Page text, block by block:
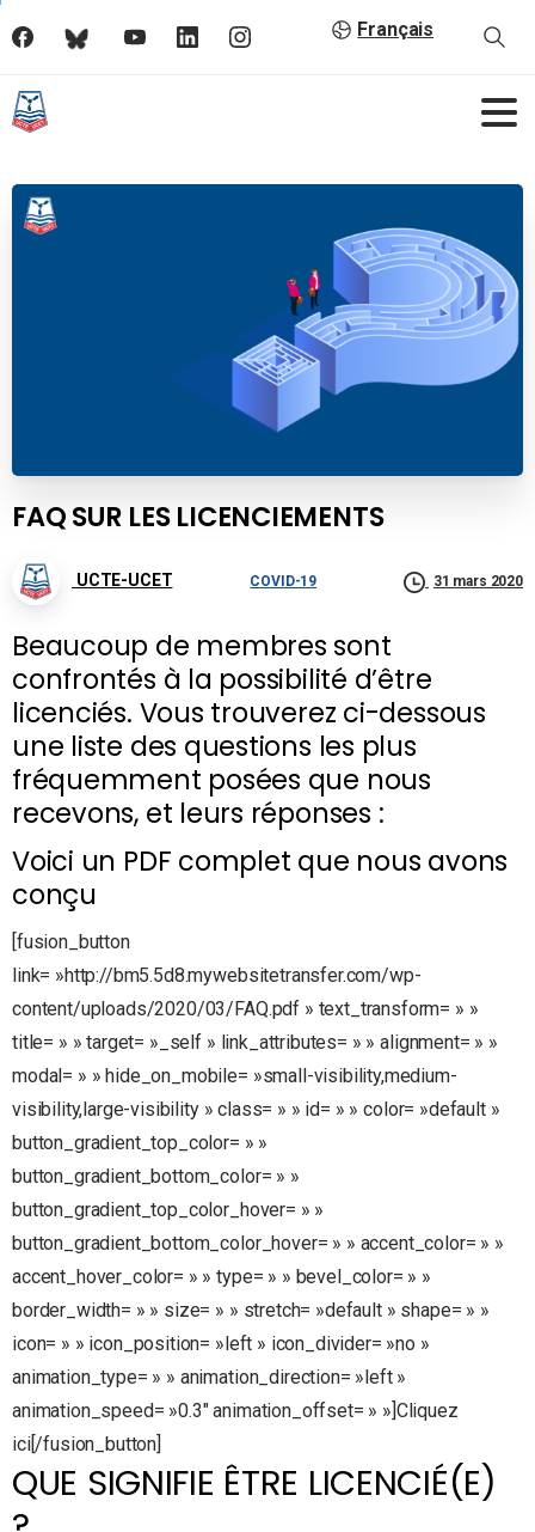
Français
FAQ SUR LES LICENCIEMENTS
UCTE-UCET COVID-19 31 mars 2020
Beaucoup de membres sont
confrontés à la possibilité d’être
licenciés. Vous trouverez ci-dessous
une liste des questions les plus
fréquemment posées que nous
recevons, et leurs réponses :
Voici un PDF complet que nous avons
conçu
[fusion_button
link= »http://bm5.5d8.mywebsitetransfer.com/wp-
content/uploads/2020/03/FAQ.pdf » text_transform= » »
title= » » target= »_self » link_attributes= » » alignment= » »
modal= » » hide_on_mobile= »small-visibility,medium-
visibility,large-visibility » class= » » id= » » color= »default »
button_gradient_top_color= » »
button_gradient_bottom_color= » »
button_gradient_top_color_hover= » »
button_gradient_bottom_color_hover= » » accent_color= » »
accent_hover_color= » » type= » » bevel_color= » »
border_width= » » size= » » stretch= »default » shape= » »
icon= » » icon_position= »left » icon_divider= »no »
animation_type= » » animation_direction= »left »
animation_speed= »0.3″ animation_offset= » »]Cliquez
ici[/fusion_button]
QUE SIGNIFIE ÊTRE LICENCIÉ(E)